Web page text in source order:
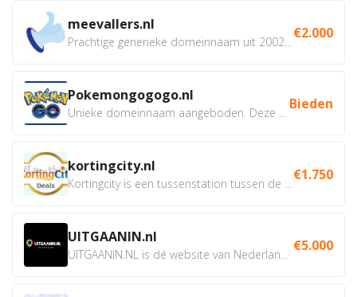
meevallers.nl €2.000
Pokemongogogo.nl Bieden
kortingcity.nl €1.750
UITGAANIN.nl €5.000